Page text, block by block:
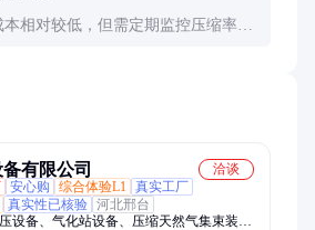
相对较低，但需定期监控压缩率和
有限公司
洽谈
安心购 综合体验L1 真实工厂
真实性已核验 河北邢台
设备、气化站设备、压缩天然气集束装